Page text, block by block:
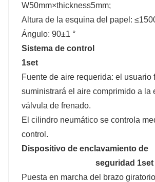
W50mm×thickness5mm;
Altura de la esquina del papel:
Ángulo: 90±1 °
Sistema de control
1set
Fuente de aire requerida: el usuario
suministrará el aire comprimido a la
válvula de frenado.
El cilindro neumático se controla
control.
Dispositivo de enclavamiento de
seguridad 1set
Puesta en marcha del brazo